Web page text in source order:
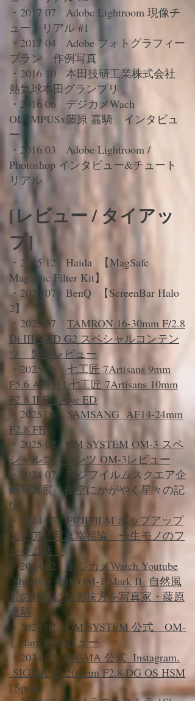
・2017 07 Adobe Lightroom 現像チ
ュートリアル #1
・2017 04 Adobe フォトグラフィー
プラン 作例写真
・2016 10 本田技研工業株式会社
熱気球本田グランプリ
・2016 06 デジカメWach
OLYMPUSx藤原 嘉騎 インタビュ
ー
・2016 03 Adobe Lightroom /
Photoshop インタビュー&チュート
リアル
[レビュー / タイアッ
プ]
・2025 12 Haida 【MagSafe
Magnetic Filter Kit】
・2025 07 BenQ 【ScreenBar Halo
2】
・2025 07 TAMRON 16-30mm F/2.8
Di III VXD G2 スペシャルコンテン
ツ 製品レビュー
​・2025 06七工匠 7Artisans 9mm
F5.6 ASPH | 七工匠 7Artisans 10mm
F2.8 II Fish-eye ED
​・2025 05 SAMSANG AF14-24mm
F2.8 FE
・2025 02 OM SYSTEM OM-3 スペ
シャルコンテンツ OM-3レビュー
・2024 07 フジフイルムスクエア企
画写真展 夜空にかがやく星々の記
憶
・2024 03FUJIFILM ポップアップ
ストア「写真幸福論 一生モノのフ
レーム店」
​・2024 02 デジカメWatch Youtube
Shooting with OM-1 Mark II 自然風
景の頼りになる味方を写真家・藤原
嘉騎
・2024 02 OM SYSTEM 公式 OM-
1 Mark II レビュー
・2024 02SIGMA 公式 Instagram.
SIGMA 70-200mm F2.8 DG OS HSM
| Sports